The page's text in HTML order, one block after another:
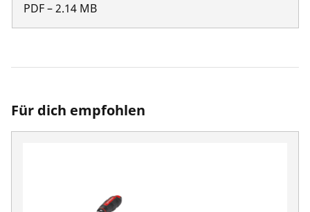
PDF–2.14 MB
Für dich empfohlen